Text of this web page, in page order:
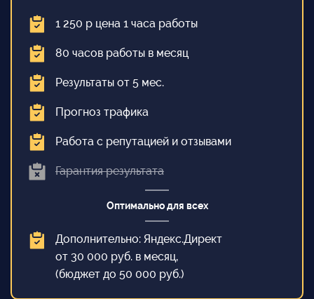
1 250 р цена 1 часа работы
80 часов работы в месяц
Результаты от 5 мес.
Прогноз трафика
Работа с репутацией и отзывами
Гарантия результата
Оптимально для всех
Дополнительно: Яндекс.Директ
от 30 000 руб. в месяц,
(бюджет до 50 000 руб.)